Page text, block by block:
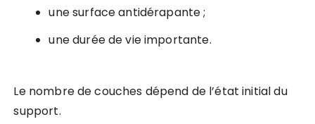
une surface antidérapante ;
une durée de vie importante.
Le nombre de couches dépend de l’état initial du
support.